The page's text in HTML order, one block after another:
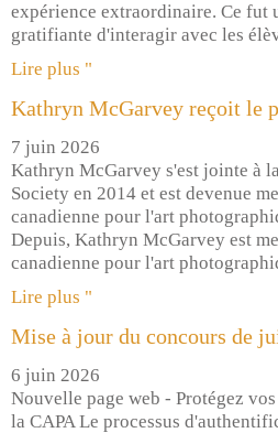
expérience extraordinaire. Ce fut
gratifiante d'interagir avec les
Lire plus "
Kathryn McGarvey reçoit le
7 juin 2026
Kathryn McGarvey s'est jointe à
Society en 2014 et est devenue
canadienne pour l'art
Depuis, Kathryn McGarvey est
canadienne pour l'art
Lire plus "
Mise à jour du concours de
6 juin 2026
Nouvelle page web - Protégez
la CAPA Le processus